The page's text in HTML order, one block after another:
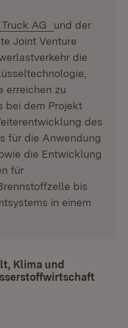
AG (Öffnet in
und der
neuem Fenster)
Joint Venture
die
erreichen zu
bei dem Projekt
des
für die Anwendung
die Entwicklung
für
bis
in einem
Klima und